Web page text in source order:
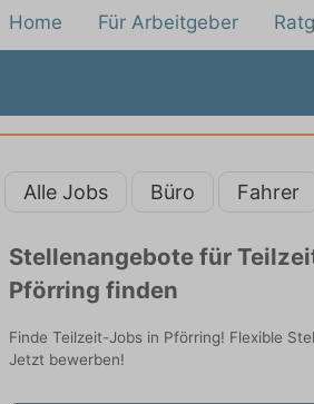
Home Für Arbeitgeber
Alle Jobs Büro Fahrer
Stellenangebote für
Pförring finden
Finde Teilzeit-Jobs in Pförring! Flexible
Jetzt bewerben!